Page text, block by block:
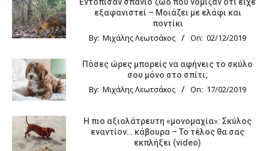
εξαφανιστεί – Μοιάζει με ελάφι και
ποντίκι
By: Μιχάλης Λεωτσάκος On: 02/12/2019
Πόσες ώρες μπορείς να αφήνεις το σκύλο
σου μόνο στο σπίτι;
By: Μιχάλης Λεωτσάκος On: 17/02/2019
Η πιο αξιολάτρευτη «μονομαχία»: Σκύλος
εναντίον… κάβουρα – Το τέλος θα σας
εκπλήξει (video)